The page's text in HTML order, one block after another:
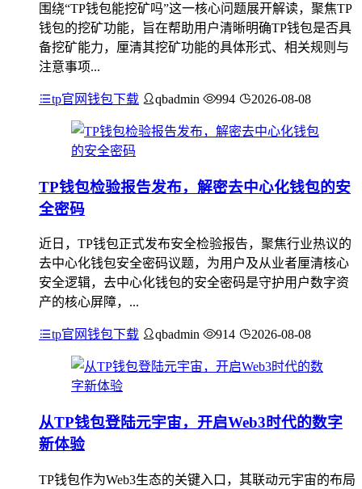
围绕“TP钱包能挖矿吗”这一核心问题展开解读，聚焦TP
钱包的挖矿功能，旨在帮助用户清晰明确TP钱包是否具
备挖矿能力，厘清其挖矿功能的具体形式、相关规则与
注意事项...
tp官网钱包下载 qbadmin 994 2026-08-08
TP钱包检验报告发布，解密去中心化钱包的安
全密码
近日，TP钱包正式发布安全检验报告，聚焦行业热议的
去中心化钱包安全密码议题，为用户及从业者厘清核心
安全逻辑，去中心化钱包的安全密码是守护用户数字资
产的核心屏障，...
tp官网钱包下载 qbadmin 914 2026-08-08
从TP钱包登陆元宇宙，开启Web3时代的数字
新体验
TP钱包作为Web3生态的关键入口，其联动元宇宙的布局